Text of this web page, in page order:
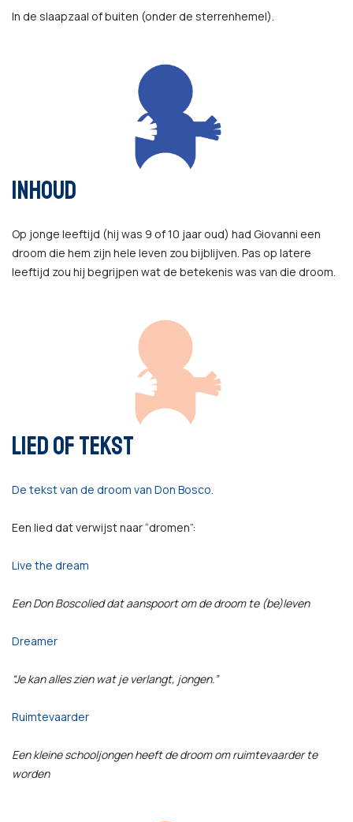
In de slaapzaal of buiten (onder de sterrenhemel).
INHOUD
Op jonge leeftijd (hij was 9 of 10 jaar oud) had Giovanni een
droom die hem zijn hele leven zou bijblijven. Pas op latere
leeftijd zou hij begrijpen wat de betekenis was van die droom.
LIED OF TEKST
De tekst van de droom van Don Bosco.
Een lied dat verwijst naar “dromen”:
Live the dream
Een Don Boscolied dat aanspoort om de droom te (be)leven
Dreamer
“Je kan alles zien wat je verlangt, jongen.”
Ruimtevaarder
Een kleine schooljongen heeft de droom om ruimtevaarder te
worden